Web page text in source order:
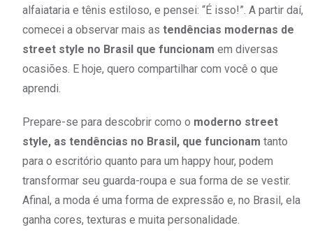
alfaiataria e tênis estiloso, e pensei: “É isso!”. A partir daí,
comecei a observar mais as tendências modernas de
street style no Brasil que funcionam em diversas
ocasiões. E hoje, quero compartilhar com você o que
aprendi.
Prepare-se para descobrir como o moderno street
style, as tendências no Brasil, que funcionam tanto
para o escritório quanto para um happy hour, podem
transformar seu guarda-roupa e sua forma de se vestir.
Afinal, a moda é uma forma de expressão e, no Brasil, ela
ganha cores, texturas e muita personalidade.